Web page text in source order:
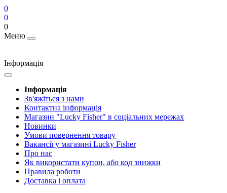
0
0
0
Меню
Інформація
Інформація
Зв'яжіться з нами
Контактна інформація
Магазин "Lucky Fisher" в соціальних мережах
Новинки
Умови повернення товару
Вакансії у магазині Lucky Fisher
Про нас
Як використати купон, або код знижки
Правила роботи
Доставка і оплата